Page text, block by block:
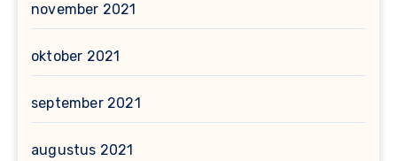
november 2021
oktober 2021
september 2021
augustus 2021